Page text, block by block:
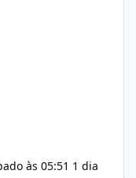
às 05:51 1 dia